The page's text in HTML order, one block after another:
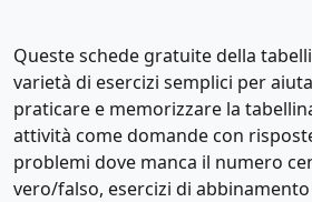
Queste schede gratuite della
varietà di esercizi semplici per
praticare e memorizzare la
attività come domande con
problemi dove manca il numero
vero/falso, esercizi di